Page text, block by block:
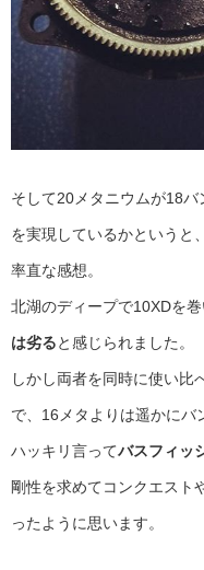
そして20メタニウムが18
を実現しているかというと
率直な感想。
北湖のディープで10XDを
は劣ると感じられました。
しかし両者を同時に使い比
で、16メタよりは遥かにバ
ハッキリ言ってバスフィッ
剛性を求めてコンクエスト
ったように思います。